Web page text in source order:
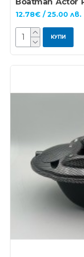
12.78€ / 25.00 лв.
КУПИ